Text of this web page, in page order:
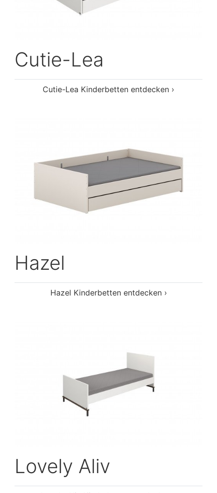
Cutie-Lea
Cutie-Lea Kinderbetten entdecken ›
Hazel
Hazel Kinderbetten entdecken ›
Lovely Aliv